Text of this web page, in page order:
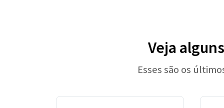
Veja
Esses são os